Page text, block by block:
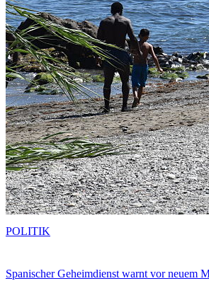
Spanischer Geheimdienst warnt vor neuem
POLITIK